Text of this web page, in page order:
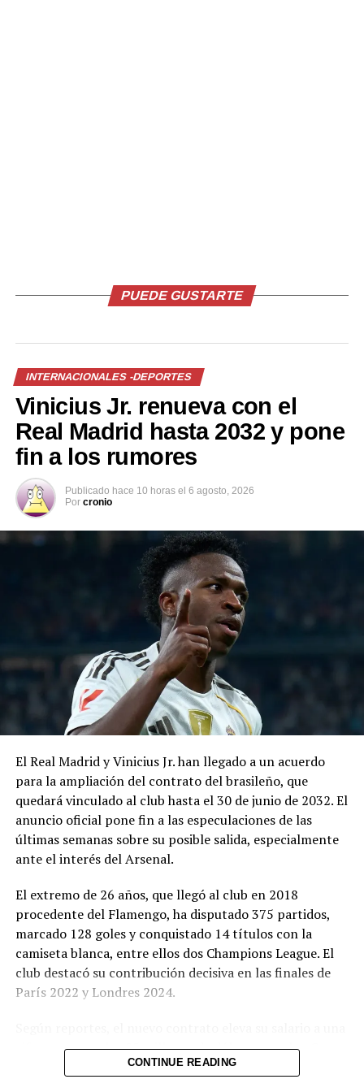
Relacionado
Barcelona derrota al Athletic
Duelo de reyes: Barca vs.
Athletic
17 abril, 2021
En «Deportes»
Un Barça demoledor se cita
tras golear al Athletic
7 enero, 2026
En «Internacionales -
deportes»
RELATED TOPICS:
UP NEXT
La Selecta sub-17 comparte grupo con Alemania,
Colombia y Corea del Norte en el mundial de Qatar
DON'T MISS
Este es el instante cuando automovilista choca contra
barrera del redondel Constitución
PUEDE GUSTARTE
INTERNACIONALES -DEPORTES
Vinicius Jr. renueva con el
Real Madrid hasta 2032 y pone
fin a los rumores
Publicado hace 10 horas el 6 agosto, 2026
Por cronio
El Real Madrid y Vinicius Jr. han llegado a un acuerdo
para la ampliación del contrato del brasileño, que
quedará vinculado al club hasta el 30 de junio de 2032. El
anuncio oficial pone fin a las especulaciones de las
últimas semanas sobre su posible salida, especialmente
ante el interés del Arsenal.
El extremo de 26 años, que llegó al club en 2018
procedente del Flamengo, ha disputado 375 partidos,
marcado 128 goles y conquistado 14 títulos con la
camiseta blanca, entre ellos dos Champions League. El
club destacó su contribución decisiva en las finales de
París 2022 y Londres 2024.
cifra cercana a los 25 millones de dólares anuales. Con
esta renovación, el Real Madrid asegura a una de sus
CONTINUE READING